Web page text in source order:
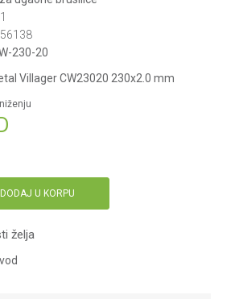
230-20
Villager CW23020 230x2.0 mm
DODAJ U KORPU
želja